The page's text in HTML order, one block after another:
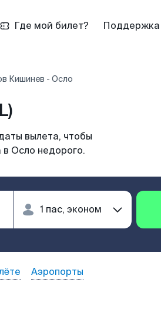
Где мой билет? Поддержка
Кишинев - Осло
вылета, чтобы
Осло недорого.
Аэропорты